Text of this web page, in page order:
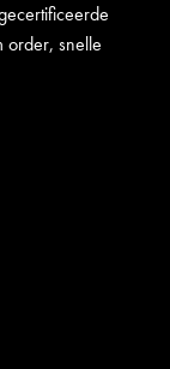
order, snelle